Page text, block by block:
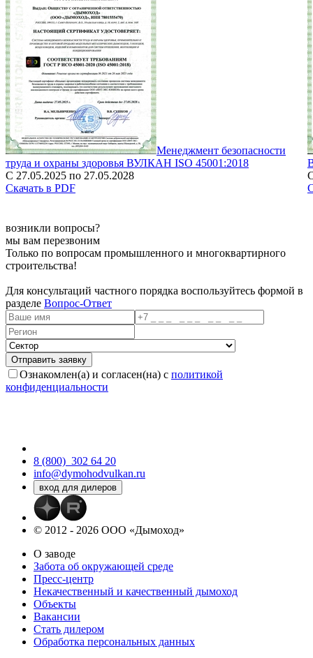
Менеджмент безопасности
труда и охраны здоровья ВУЛКАН ISO 45001:2018
С 27.05.2025 по 27.05.2028
Скачать в PDF
возникли вопросы?
мы вам перезвоним
Только по вопросам промышленного и многоквартирного
строительства!
Для консультаций частного порядка воспользуйтесь формой в
разделе Вопрос-Ответ
Ознакомлен(а) и согласен(на) с политикой
конфиденциальности
8 (800) 302 64 20
info@dymohodvulkan.ru
© 2012 - 2026 ООО «Дымоход»
О заводе
Забота об окружающей среде
Пресс-центр
Некачественный и качественный дымоход
Объекты
Вакансии
Стать дилером
Обработка персональных данных